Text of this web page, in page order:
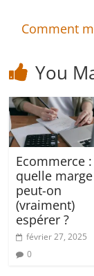
Comment
You
Ecommerce :
quelle marge
peut-on
(vraiment)
espérer ?
février 27, 2025
0